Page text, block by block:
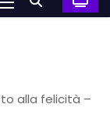
alla felicità –